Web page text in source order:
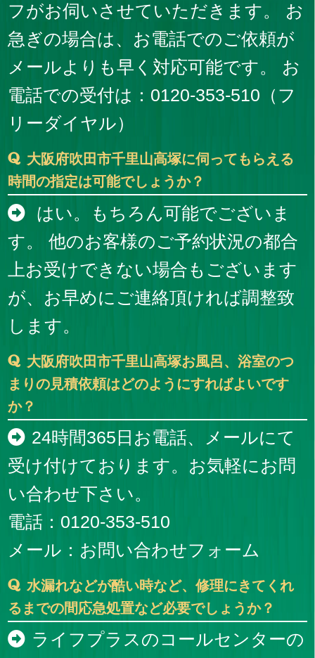
フがお伺いさせていただきます。 お
急ぎの場合は、お電話でのご依頼が
メールよりも早く対応可能です。 お
電話での受付は：0120-353-510（フ
リーダイヤル）
大阪府吹田市千里山高塚に伺ってもらえる
時間の指定は可能でしょうか？
はい。もちろん可能でございま
す。 他のお客様のご予約状況の都合
上お受けできない場合もございます
が、お早めにご連絡頂ければ調整致
します。
大阪府吹田市千里山高塚お風呂、浴室のつ
まりの見積依頼はどのようにすればよいです
か？
24時間365日お電話、メールにて
受け付けております。お気軽にお問
い合わせ下さい。
電話：0120-353-510
メール： お問い合わせフォーム
水漏れなどが酷い時など、修理にきてくれ
るまでの間応急処置など必要でしょうか？
ライフプラスのコールセンターの